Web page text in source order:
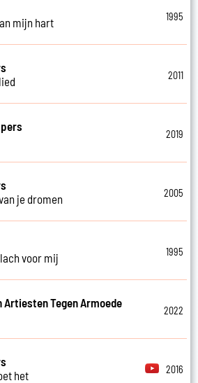
mijn hart
1995
2011
2019
je dromen
2005
voor mij
1995
Artiesten Tegen Armoede
2022
het
2016